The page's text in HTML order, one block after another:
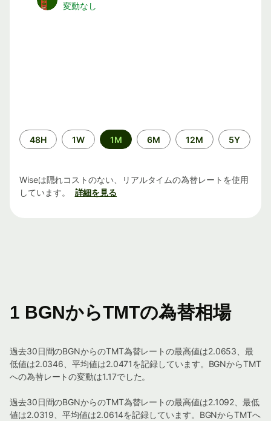
変動なし
期
間
48H 1W 1M 6M 12M 5Y
Wiseは隠れコストのない、リアルタイムの為替レートを使用
しています。
詳細を見る
1 BGNからTMTの為替相場
過去30日間のBGNからのTMT為替レートの最高値は2.0653、最
低値は2.0346、平均値は2.0471を記録しています。BGNからTMT
への為替レートの変動は1.17でした。
過去30日間のBGNからのTMT為替レートの最高値は2.1092、最低
値は2.0319、平均値は2.0614を記録しています。BGNからTMTへ